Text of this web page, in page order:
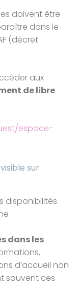
doivent être
dans le
(décret
aux
de libre
espace-
sur
disponibilités
dans les
d’accueil non
souvent ces